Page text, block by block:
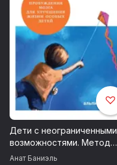
Дети с неограниченными
возможностями. Метод
пробуждения мозга для
Анат Баниэль